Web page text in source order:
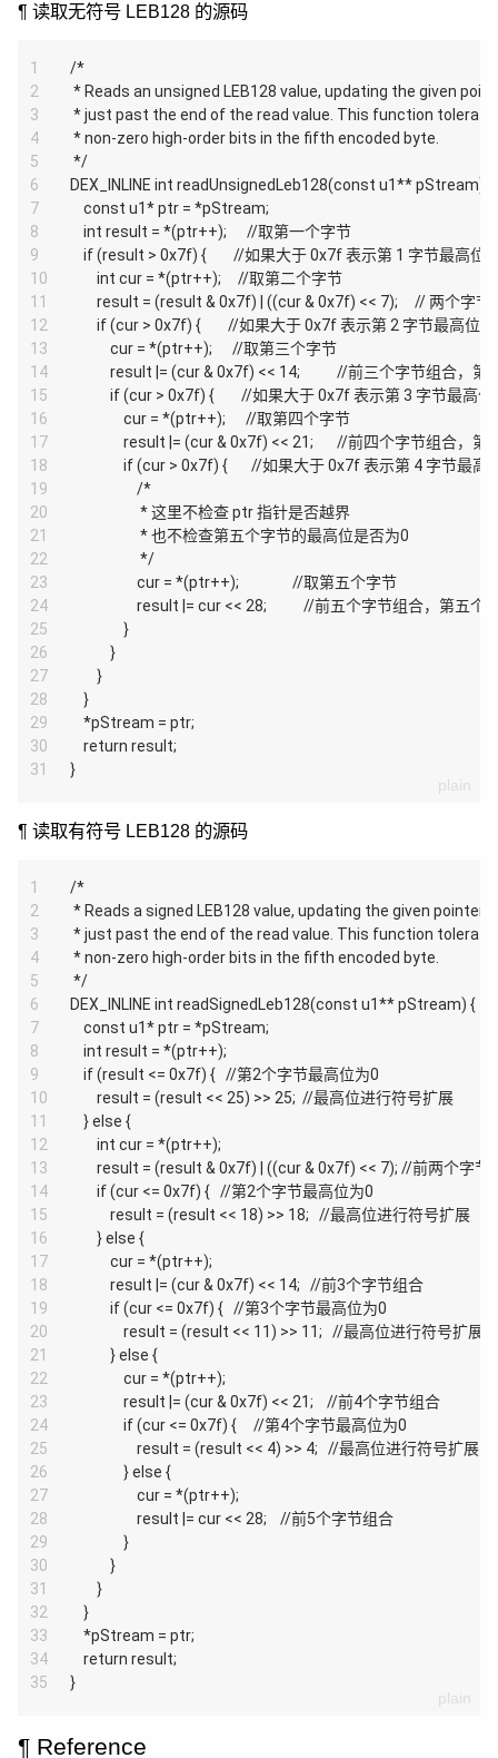
读取无符号 LEB128 的源码
1
2
3
4
5
6
7
8
9
10
11
12
13
14
15
16
17
18
19
20
21
22
23
24
25
26
27
28
29
30
31
/*
* Reads an unsigned LEB128 value, updating the given
* just past the end of the read value. This function
* non-zero high-order bits in the fifth encoded byte.
*/
DEX_INLINE int readUnsignedLeb128(const u1** pStream) {
    const u1* ptr = *pStream;
    int result = *(ptr++);      //取第一个字节
if (result > 0x7f) {        //如果大于 0x7f 表示第 1 字节最高位
        int cur = *(ptr++);     //取第二个字节
result = (result & 0x7f) | ((cur & 0x7f) << 7);     // 两
if (cur > 0x7f) {        //如果大于 0x7f 表示第 2 字节最高位
            cur = *(ptr++);      //取第三个字节
result |= (cur & 0x7f) << 14;           //前三个字节组合
if (cur > 0x7f) {        //如果大于 0x7f 表示第 3 字节最高
                cur = *(ptr++);      //取第四个字节
result |= (cur & 0x7f) << 21;       //前四个字节组合
if (cur > 0x7f) {       //如果大于 0x7f 表示第 4 字节最
                    /*
                     * 这里不检查 ptr 指针是否越界
                     * 也不检查第五个字节的最高位是否为0
                     */
                    cur = *(ptr++);                //取第五个字节
result |= cur << 28;           //前五个字节组合，第
                }
            }
        }
    }
    *pStream = ptr;
    return result;
}
读取有符号 LEB128 的源码
1
2
3
4
5
6
7
8
9
10
11
12
13
14
15
16
17
18
19
20
21
22
23
24
25
26
27
28
29
30
31
32
33
34
35
/*
* Reads a signed LEB128 value, updating the given pointer
* just past the end of the read value. This function
* non-zero high-order bits in the fifth encoded byte.
*/
DEX_INLINE int readSignedLeb128(const u1** pStream) {
    const u1* ptr = *pStream;
    int result = *(ptr++);
    if (result <= 0x7f) {   //第2个字节最高位为0
        result = (result << 25) >> 25;  //最高位进行符号扩展
    } else {
        int cur = *(ptr++);
result = (result & 0x7f) | ((cur & 0x7f) << 7); //前两个字
        if (cur <= 0x7f) {   //第2个字节最高位为0
            result = (result << 18) >> 18;   //最高位进行符号扩展
        } else {
            cur = *(ptr++);
            result |= (cur & 0x7f) << 14;   //前3个字节组合
            if (cur <= 0x7f) {   //第3个字节最高位为0
                result = (result << 11) >> 11;   //最高位进行符号扩展
            } else {
                cur = *(ptr++);
                result |= (cur & 0x7f) << 21;    //前4个字节组合
                if (cur <= 0x7f) {     //第4个字节最高位为0
                    result = (result << 4) >> 4;   //最高位进行符号扩展
                } else {
                    cur = *(ptr++);
                    result |= cur << 28;    //前5个字节组合
                }
            }
        }
    }
    *pStream = ptr;
    return result;
}
Reference